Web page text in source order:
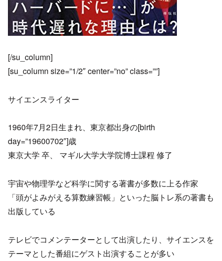
[/su_column]
[su_column size=”1/2″ center=”no” class=””]
サイエンスライター
1960年7月2日生まれ、東京都出身の[birth
day=”19600702″]歳
東京大学 卒、 マギル大学大学院博士課程 修了
宇宙や物理学など科学に関する著書が多数に上る作家
「頭がよみがえる算数練習帳」といった脳トレ系の著書も
出版している
テレビでコメンテーターとして出演したり、サイエンスを
テーマとした番組にゲスト出演することが多い